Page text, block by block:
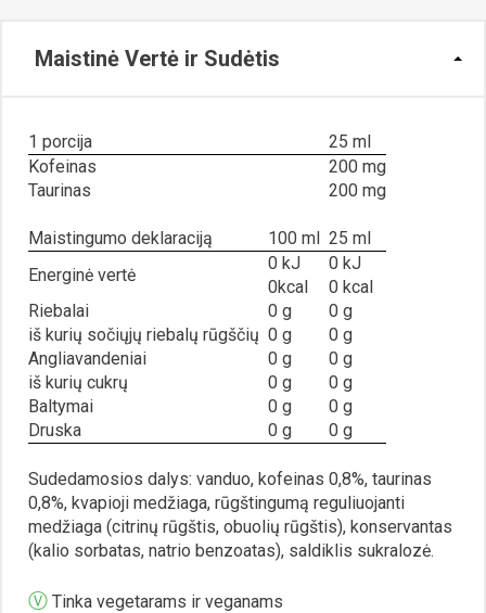
Maistinė Vertė ir Sudėtis
1 porcija
25 ml
Kofeinas
200 mg
Taurinas
200 mg
Maistingumo deklaraciją 100 ml 25 ml
Energinė vertė
0 kJ
0kcal
0 kJ
0 kcal
Riebalai
0 g
0 g
iš kurių sočiųjų riebalų rūgščių 0 g
0 g
Angliavandeniai
0 g
0 g
iš kurių cukrų
0 g
0 g
Baltymai
0 g
0 g
Druska
0 g 0 g
Sudedamosios dalys: vanduo, kofeinas 0,8%, taurinas
0,8%, kvapioji medžiaga, rūgštingumą reguliuojanti
medžiaga (citrinų rūgštis, obuolių rūgštis), konservantas
(kalio sorbatas, natrio benzoatas), saldiklis sukralozė.
Ⓥ Tinka vegetarams ir veganams